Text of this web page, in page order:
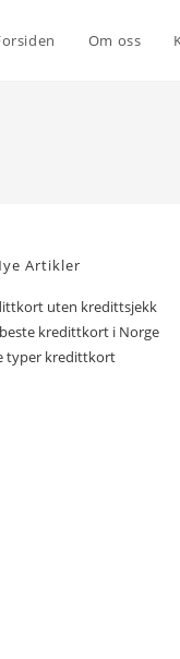
Om oss
Artikler
uten kredittsjekk
kredittkort i Norge
typer kredittkort